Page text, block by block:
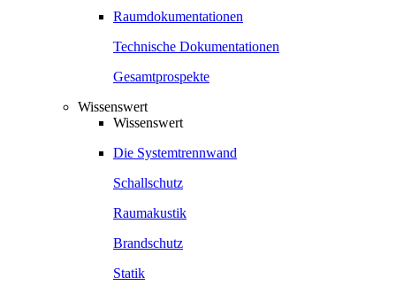
Raumdokumentationen
Technische Dokumentationen
Gesamtprospekte
Wissenswert
Wissenswert
Die Systemtrennwand
Schallschutz
Raumakustik
Brandschutz
Statik